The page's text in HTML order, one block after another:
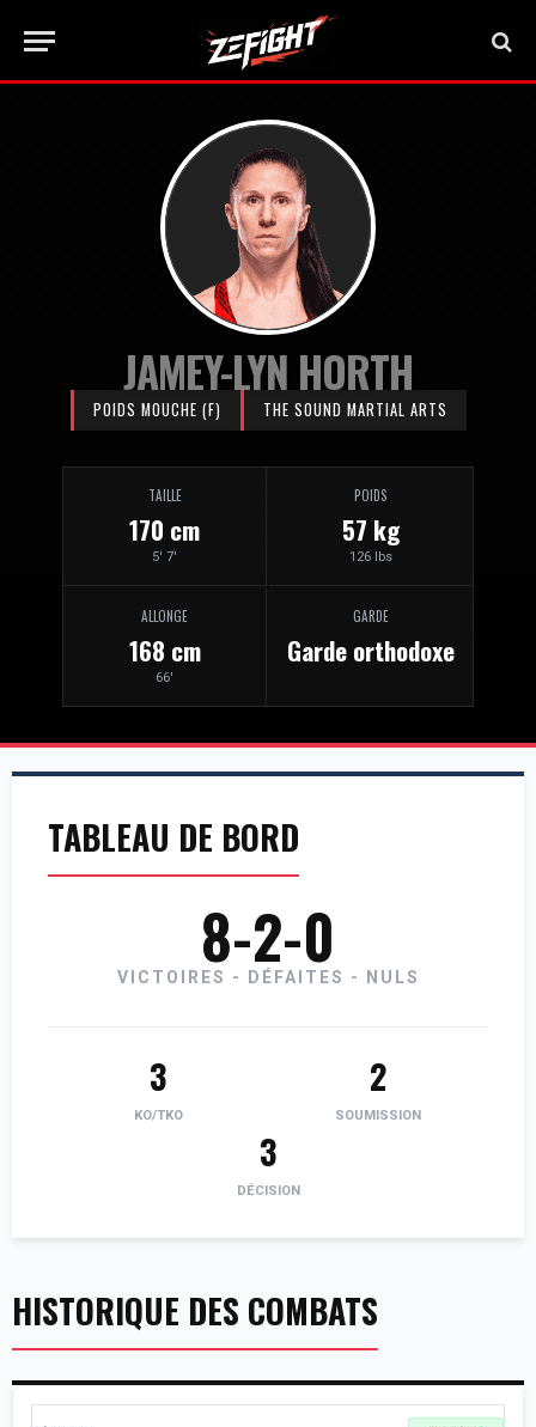
JAMEY-LYN HORTH
POIDS MOUCHE (F) THE SOUND MARTIAL ARTS
TAILLE
170 cm
5' 7'
POIDS
57 kg
126 lbs
ALLONGE
168 cm
66'
GARDE
Garde orthodoxe
TABLEAU DE BORD
8-2-0
VICTOIRES - DÉFAITES - NULS
3
KO/TKO
2
SOUMISSION
3
DÉCISION
HISTORIQUE DES COMBATS